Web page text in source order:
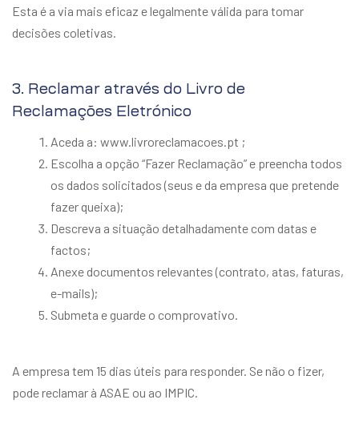
Esta é a via mais eficaz e legalmente válida para tomar
decisões coletivas.
3. Reclamar através do Livro de
Reclamações Eletrónico
Aceda a: www.livroreclamacoes.pt ;
Escolha a opção “Fazer Reclamação” e preencha todos
os dados solicitados (seus e da empresa que pretende
fazer queixa);
Descreva a situação detalhadamente com datas e
factos;
Anexe documentos relevantes (contrato, atas, faturas,
e-mails);
Submeta e guarde o comprovativo.
A empresa tem 15 dias úteis para responder. Se não o fizer,
pode reclamar à ASAE ou ao IMPIC.